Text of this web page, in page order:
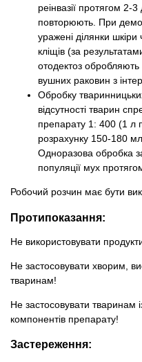
реінвазії протягом 2-
повторюють. При
уражені ділянки
кліщів (за
отодектоз обробляють
вушних раковин з
Обробку
відсутності тварин
препарату 1: 400 (1 л
розрахунку 150-180
Одноразова обробка
популяції мух
Робочий розчин має бути
Протипоказання:
Не використовувати
Не застосовувати хворим,
тваринам!
Не застосовувати тваринам
компонентів препарату!
Застереження: